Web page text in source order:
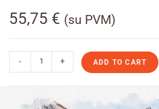
55,75 € (su PVM)
- + ADD TO CART